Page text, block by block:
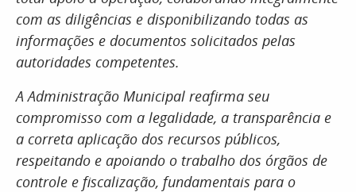
com as diligências e disponibilizando todas as
informações e documentos solicitados pelas
autoridades competentes.
A Administração Municipal reafirma seu
compromisso com a legalidade, a transparência e
a correta aplicação dos recursos públicos,
respeitando e apoiando o trabalho dos órgãos de
controle e fiscalização, fundamentais para o